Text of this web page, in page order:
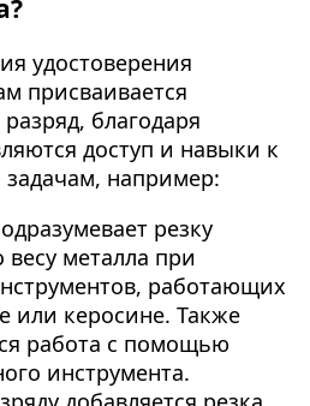
удостоверения
присваивается
благодаря
доступ и навыки к
например:
резку
весу металла при
работающих
или керосине. Также
работа с помощью
инструмента.